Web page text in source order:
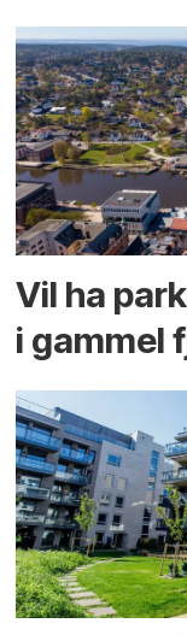
Vil ha
i gammel